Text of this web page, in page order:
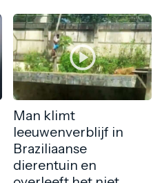
Man klimt
leeuwenverblijf in
Braziliaanse
dierentuin en